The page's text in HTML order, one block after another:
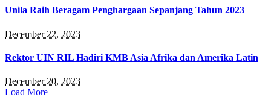
Unila Raih Beragam Penghargaan Sepanjang Tahun 2023
December 22, 2023
Rektor UIN RIL Hadiri KMB Asia Afrika dan Amerika Latin
December 20, 2023
Load More